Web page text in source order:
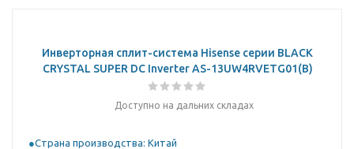
Инверторная сплит-система Hisense серии BLACK
CRYSTAL SUPER DC Inverter AS-13UW4RVETG01(B)
Доступно на дальних складах
Страна производства: Китай